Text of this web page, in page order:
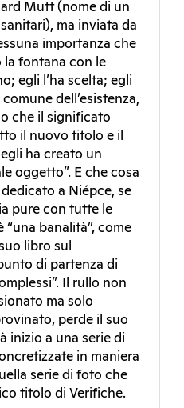
Mutt (nome di un
ma inviata da
importanza che
fontana con le
egli l’ha scelta; egli
dell’esistenza,
che il significato
il nuovo titolo e il
ha creato un
oggetto”. E che cosa
a Niépce, se
pure con tutte le
“una banalità”, come
libro sul
di partenza di
Il rullo non
ma solo
perde il suo
inizio a una serie di
in maniera
serie di foto che
titolo di Verifiche.